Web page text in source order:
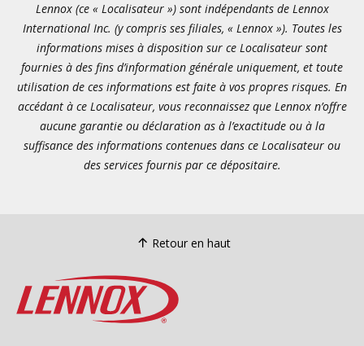
Lennox (ce « Localisateur ») sont indépendants de Lennox
International Inc. (y compris ses filiales, « Lennox »). Toutes les
informations mises à disposition sur ce Localisateur sont
fournies à des fins d’information générale uniquement, et toute
utilisation de ces informations est faite à vos propres risques. En
accédant à ce Localisateur, vous reconnaissez que Lennox n’offre
aucune garantie ou déclaration as à l’exactitude ou à la
suffisance des informations contenues dans ce Localisateur ou
des services fournis par ce dépositaire.
Retour en haut